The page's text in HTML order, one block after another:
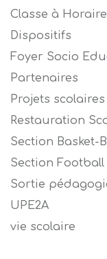
Classe à
Dispositifs
Foyer Socio
Partenaires
Projets scolaires
Restauration
Section Basket-
Section Football
Sortie
UPE2A
vie scolaire